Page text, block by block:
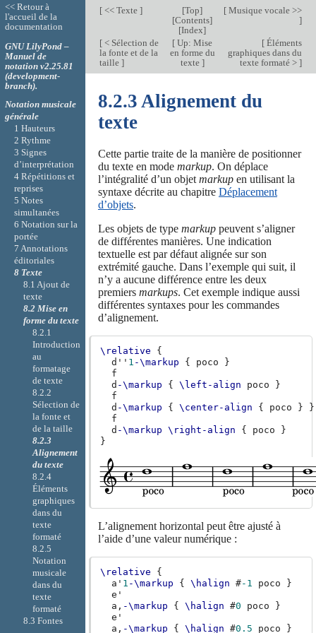
[<< Texte ] [Top]
[Contents]
[Index]
[Musique vocale >>
]
[< Sélection de
la fonte et de la
taille ]
[ Up: Mise
en forme du
texte ]
[Éléments
graphiques dans du
texte formaté > ]
8.2.3 Alignement du
texte
Cette partie traite de la manière de positionner
du texte en mode markup. On déplace
l’intégralité d’un objet markupen utilisant la
syntaxe décrite au chapitre Déplacement
d’objets.
Les objets de type markuppeuvent s’aligner
de différentes manières. Une indication
textuelle est par défaut alignée sur son
extrémité gauche. Dans l’exemple qui suit, il
n’y a aucune différence entre les deux
premiers markups. Cet exemple indique aussi
différentes syntaxes pour les commandes
d’alignement.
\relative
{
d'' 1 -\markup { poco
}
f
d -\markup { \left-align poco
}
f
d -\markup { \center-align { poco }
}
f
d -\markup \right-align { poco
}
}
L’alignement horizontal peut être ajusté à
l’aide d’une valeur numérique :
\relative
{
a' 1 -\markup { \halign #-1 poco
}
e'
a, -\markup { \halign #0 poco
}
e'
a, -\markup { \halign #0.5 poco }
<< Retour à
l'accueil de la
documentation
GNU LilyPond –
Manuel de
notation v2.25.81
(development-
branch).
Notation musicale
générale
1 Hauteurs
2 Rythme
3 Signes
d’interprétation
4 Répétitions et
reprises
5 Notes
simultanées
6 Notation sur la
portée
7 Annotations
éditoriales
8 Texte
8.1 Ajout de
texte
8.2 Mise en
forme du texte
8.2.1
Introduction
au
formatage
de texte
8.2.2
Sélection de
la fonte et
de la taille
8.2.3
Alignement
du texte
8.2.4
Éléments
graphiques
dans du
texte
formaté
8.2.5
Notation
musicale
dans du
texte
formaté
8.3 Fontes